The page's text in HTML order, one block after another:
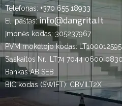
Telefonas: +370 655 18933
El. paštas:info@dangrita.lt
Įmonės kodas: 305237967
PVM mokėtojo kodas:
Sąskaitos Nr.: LT74 7044 0600
Bankas AB SEB
BIC kodas (SWIFT): CBVILT2X